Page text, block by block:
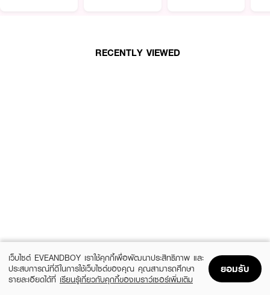
RECENTLY VIEWED
เว็บไซต์ EVEANDBOY เราใช้คุกกี้เพื่อพัฒนาประสิทธิภาพ และ
ประสบการณ์ที่ดีในการใช้เว็บไซต์ของคุณ คุณสามารถศึกษา
รายละเอียดได้ที่ เรียนรู้เกี่ยวกับคุกกี้ของเบราว์เซอร์เพิ่มเติม
ยอมรับ